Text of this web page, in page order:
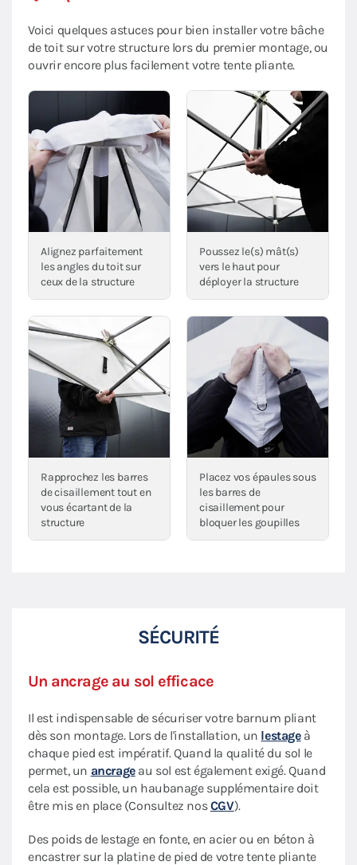
Voici quelques astuces pour bien installer votre bâche
de toit sur votre structure lors du premier montage, ou
ouvrir encore plus facilement votre tente pliante.
Alignez parfaitement
les angles du toit sur
ceux de la structure
Poussez le(s) mât(s)
vers le haut pour
déployer la structure
Rapprochez les barres
de cisaillement tout en
vous écartant de la
structure
Placez vos épaules sous
les barres de
cisaillement pour
bloquer les goupilles
SÉCURITÉ
Un ancrage au sol efficace
Il est indispensable de sécuriser votre barnum pliant
dès son montage. Lors de l'installation, un lestageà
chaque pied est impératif. Quand la qualité du sol le
permet, un ancrageau sol est également exigé. Quand
cela est possible, un haubanage supplémentaire doit
être mis en place (Consultez nosCGV).
Des poids de lestage en fonte, en acier ou en béton à
encastrer sur la platine de pied de votre tente pliante